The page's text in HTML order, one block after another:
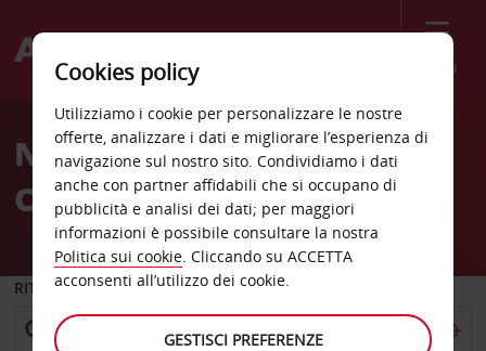
Menù
Welcome
AvisNoleggio auto Bala
Cynwyd
RITIRO DA
Cookies policy
Utilizziamo i cookie per personalizzare le nostre
offerte, analizzare i dati e migliorare l’esperienza di
navigazione sul nostro sito. Condividiamo i dati
anche con partner affidabili che si occupano di
pubblicità e analisi dei dati; per maggiori
informazioni è possibile consultare la nostra
Politica sui cookie. Cliccando su ACCETTA
acconsenti all’utilizzo dei cookie.
GESTISCI PREFERENZE